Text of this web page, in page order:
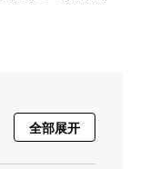
全部展开